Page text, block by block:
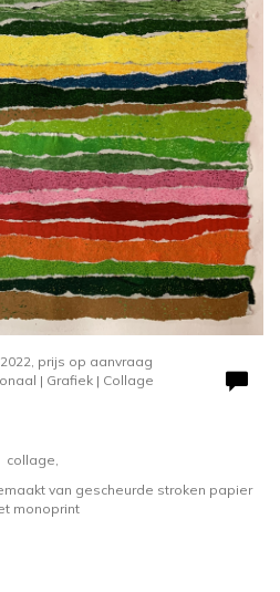
prijs op aanvraag
| Grafiek | Collage
collage,
van gescheurde stroken papier
monoprint